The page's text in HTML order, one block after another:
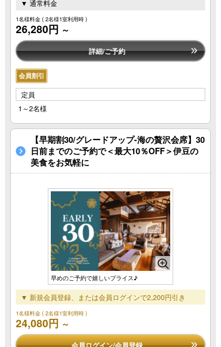
▼ 通常料金
1名様料金( 2名様1室利用時 )
26,280円 ～
詳細/ご予約
会員割引
定員
1～2名様
【早期割30/グレードアップ-海の贅沢会席】30
日前までのご予約で＜最大10％OFF＞伊豆の
美食をお気軽に
早めのご予約で嬉しいプライス♪
▼ 新規会員登録、または会員ログインで2,200円引き
1名様料金( 2名様1室利用時 )
24,080円 ～